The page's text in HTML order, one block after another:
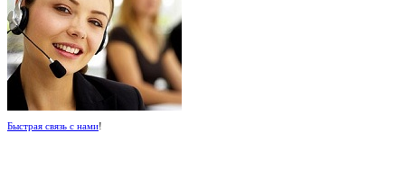
Быстрая связь с нами!